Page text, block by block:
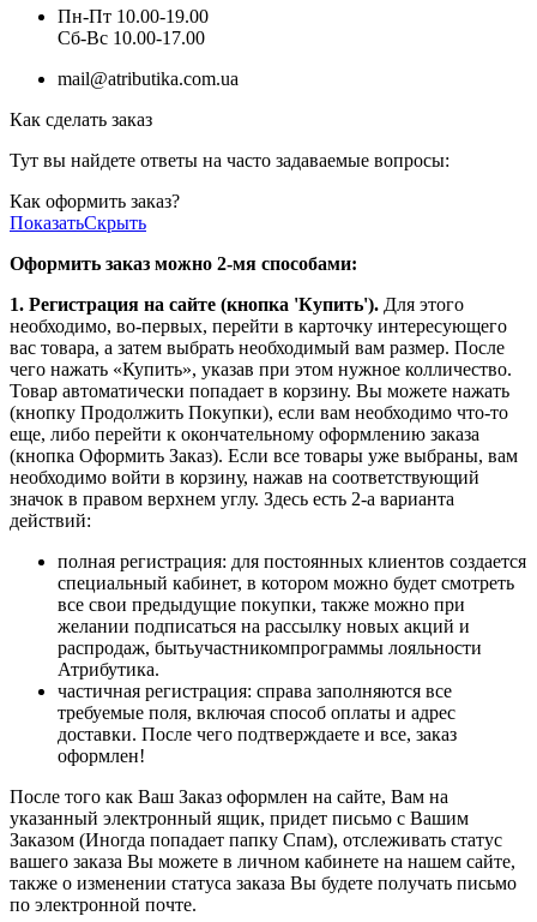
Пн-Пт 10.00-19.00
Cб-Вс 10.00-17.00
mail@atributika.com.ua
Как сделать заказ
Тут вы найдете ответы на часто задаваемые вопросы:
Как оформить заказ?
ПоказатьСкрыть
Оформить заказ можно 2-мя способами:
1. Регистрация на сайте (кнопка 'Купить'). Для этого
необходимо, во-первых, перейти в карточку интересующего
вас товара, а затем выбрать необходимый вам размер. После
чего нажать «Купить», указав при этом нужное колличество.
Товар автоматически попадает в корзину. Вы можете нажать
(кнопку Продолжить Покупки), если вам необходимо что-то
еще, либо перейти к окончательному оформлению заказа
(кнопка Оформить Заказ). Если все товары уже выбраны, вам
необходимо войти в корзину, нажав на соответствующий
значок в правом верхнем углу. Здесь есть 2-а варианта
действий:
полная регистрация: для постоянных клиентов создается
специальный кабинет, в котором можно будет смотреть
все свои предыдущие покупки, также можно при
желании подписаться на рассылку новых акций и
распродаж, бытьучастникомпрограммы лояльности
Атрибутика.
частичная регистрация: справа заполняются все
требуемые поля, включая способ оплаты и адрес
доставки. После чего подтверждаете и все, заказ
оформлен!
После того как Ваш Заказ оформлен на сайте, Вам на
указанный электронный ящик, придет письмо с Вашим
Заказом (Иногда попадает папку Спам), отслеживать статус
вашего заказа Вы можете в личном кабинете на нашем сайте,
также о изменении статуса заказа Вы будете получать письмо
по электронной почте.